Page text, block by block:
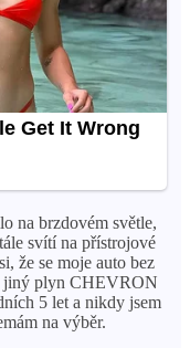
na brzdovém světle,
svítí na přístrojové
že se moje auto bez
jiný plyn CHEVRON
5 let a nikdy jsem
na výběr.